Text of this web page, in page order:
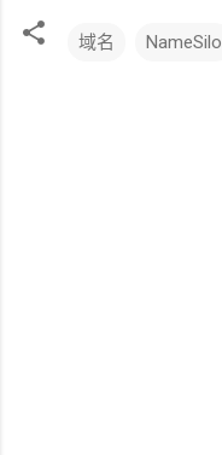
域名 NameSilo